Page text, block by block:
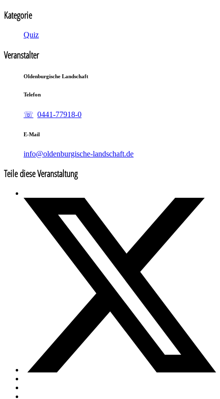
Kategorie
Quiz
Veranstalter
Oldenburgische Landschaft
Telefon
0441-77918-0
E-Mail
info@oldenburgische-landschaft.de
Teile diese Veranstaltung